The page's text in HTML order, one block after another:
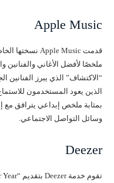
Apple Music
ملخصًا لأفضل الأغاني
“الاكتشاف” الذي يبرز الفنانين
بمثابة ملخص إبداعي يترافق مع
وسائل التواصل الاجتماعي.
Deezer